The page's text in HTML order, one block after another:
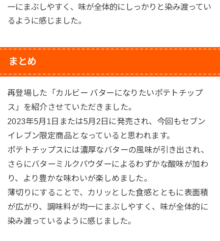
一にまぶしやすく、味が全体的にしっかりと染み渡ってい
るように感じました。
まとめ
再登場した「カルビー バターになりたいポテトチップ
ス」を紹介させていただきました。
2023年5月1日または5月2日に発売され、今回もセブン
イレブン限定商品となっていると思われます。
ポテトチップスには濃厚なバターの風味が引き出され、
さらにバターミルクパウダーによるわずかな酸味が加わ
り、より豊かな味わいが楽しめました。
薄切りにすることで、カリッとした食感とともに表面積
が広がり、調味料が均一にまぶしやすく、味が全体的に
染み渡っているように感じました。